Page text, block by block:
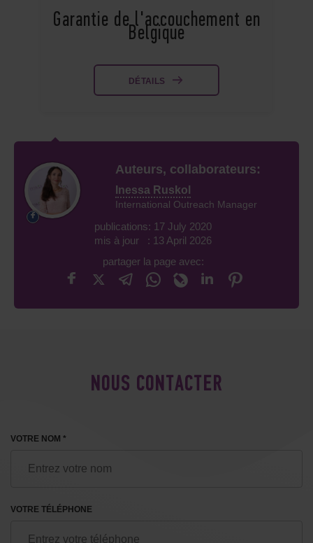
Garantie de l'accouchement en
Belgique
DÉTAILS
Auteurs, collaborateurs:
Inessa Ruskol
International Outreach Manager
publications: 17 July 2020
mis à jour : 13 April 2026
partager la page avec:
NOUS CONTACTER
VOTRE NOM *
VOTRE TÉLÉPHONE